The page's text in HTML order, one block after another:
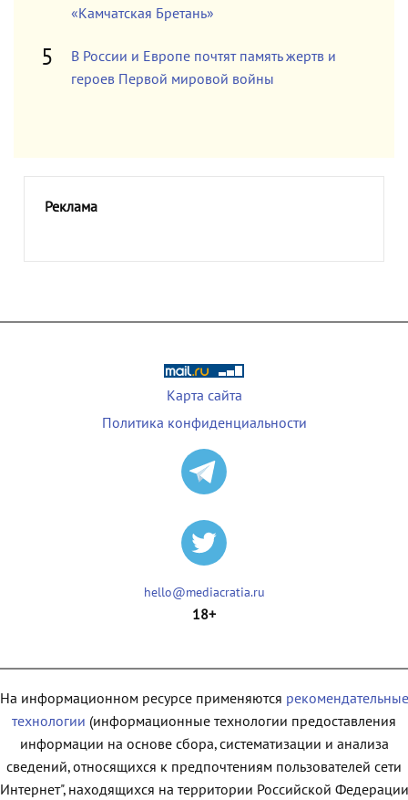
«Камчатская Бретань»
В России и Европе почтят память жертв и
героев Первой мировой войны
Реклама
Карта сайта
Политика конфиденциальности
hello@mediacratia.ru
18+
На информационном ресурсе применяются рекомендательные
технологии (информационные технологии предоставления
информации на основе сбора, систематизации и анализа
сведений, относящихся к предпочтениям пользователей сети
находящихся на территории Российской